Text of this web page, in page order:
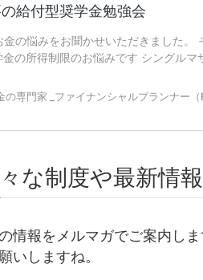
な制度や最新情
情報をメルマガでご案内しま
いしますね。